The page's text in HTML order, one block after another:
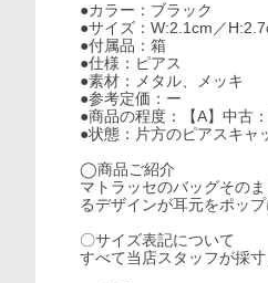
●カラー：ブラック
●サイズ：W:2.1cm／
●付属品：箱
●仕様：ピアス
●素材：メタル、メッキ
●参考定価：ー
●商品の程度：【A】中古
●状態：片方のピアスキャ
◯商品ご紹介
マトラッセのバッグその
るデザインが耳元をポッ
〇サイズ表記について
すべて当店スタッフが採